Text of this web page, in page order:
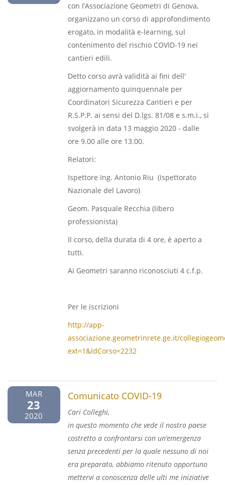
con l’Associazione Geometri di Genova,
organizzano un corso di approfondimento
erogato, in modalità e-learning, sul
contenimento del rischio COVID-19 nei
cantieri edili.
Detto corso avrà validità ai fini dell'
aggiornamento quinquennale per
Coordinatori Sicurezza Cantieri e per
R.S.P.P. ai sensi del D.lgs. 81/08 e s.m.i., si
svolgerà in data 13 maggio 2020 - dalle
ore 9.00 alle ore 13.00.
Relatori:
Ispettore Ing. Antonio Riu (Ispettorato
Nazionale del Lavoro)
Geom. Pasquale Recchia (libero
professionista)
Il corso, della durata di 4 ore, è aperto a
tutti.
Ai Geometri saranno riconosciuti 4 c.f.p.
Per le iscrizioni
http://app-
associazione.geometrinrete.ge.it/
ext=1&IdCorso=2232
MAR
23
2020
Comunicato COVID-19
Cari Colleghi,
in questo momento che vede il nostro paese
costretto a confrontarsi con un’emergenza
senza precedenti per la quale nessuno di noi
era preparato, abbiamo ritenuto opportuno
mettervi a conoscenza delle ulti me iniziative